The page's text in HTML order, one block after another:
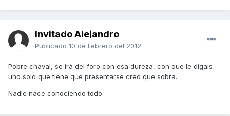
Invitado Alejandro
Publicado 10 de Febrero del 2012
Pobre chaval, se irá del foro con esa dureza, con que le digais
uno solo que tiene que presentarse creo que sobra.
Nadie nace conociendo todo.